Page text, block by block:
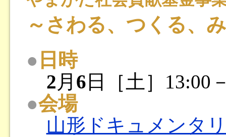
～さわる、つくる、
● 日時
2 月 6 日［土］13:00
●会場
山形ドキュメンタ